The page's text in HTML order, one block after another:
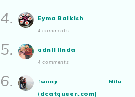
bakat tu bolehlah try.. ayuh!
Malaysian.. tunjukkan bakatmu!”
4. Eyma Balkish
4 comments
5. adnil linda
4 comments
6.
fanny Nila
(dcatqueen.com)